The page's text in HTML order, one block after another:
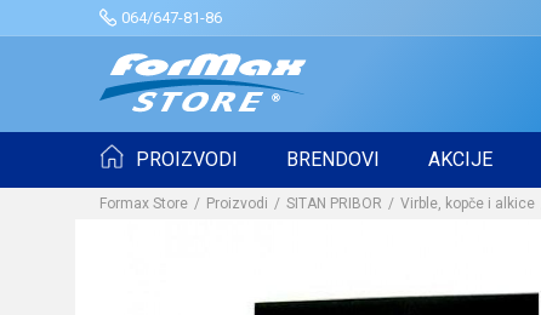
064/647-81-86
PROIZVODI BRENDOVI AKCIJE
Formax Store Proizvodi SITAN PRIBOR Virble, kopče i alkice